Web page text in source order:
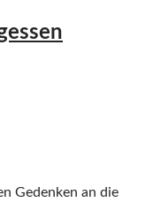
Gedenken an die